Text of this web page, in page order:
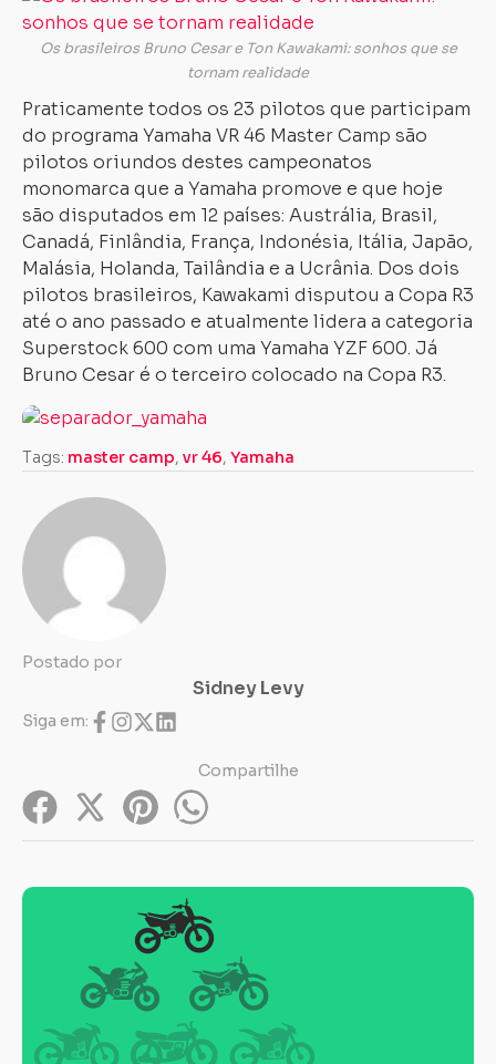
Os brasileiros Bruno Cesar e Ton Kawakami: sonhos que se
tornam realidade
Praticamente todos os 23 pilotos que participam
do programa Yamaha VR 46 Master Camp são
pilotos oriundos destes campeonatos
monomarca que a Yamaha promove e que hoje
são disputados em 12 países: Austrália, Brasil,
Canadá, Finlândia, França, Indonésia, Itália, Japão,
Malásia, Holanda, Tailândia e a Ucrânia. Dos dois
pilotos brasileiros, Kawakami disputou a Copa R3
até o ano passado e atualmente lidera a categoria
Superstock 600 com uma Yamaha YZF 600. Já
Bruno Cesar é o terceiro colocado na Copa R3.
Tags: master camp, vr 46, Yamaha
Postado por
Sidney Levy
Siga em:
Compartilhe
Carregando...
Carregando...